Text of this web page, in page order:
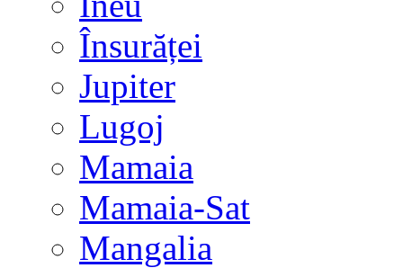
Însurăței
Jupiter
Lugoj
Mamaia
Mamaia-Sat
Mangalia